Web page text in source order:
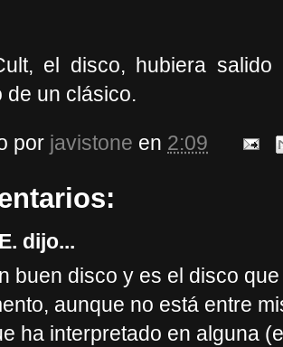
el disco, hubiera
de un clásico.
por javistone en 2:09
dijo...
buen disco y es el disco
aunque no está entre
ha interpretado en alguna